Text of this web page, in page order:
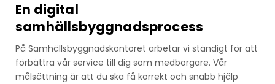
En digital
samhällsbyggnadsprocess
På Samhällsbyggnadskontoret arbetar vi ständigt för att
förbättra vår service till dig som medborgare. Vår
målsättning är att du ska få korrekt och snabb hjälp